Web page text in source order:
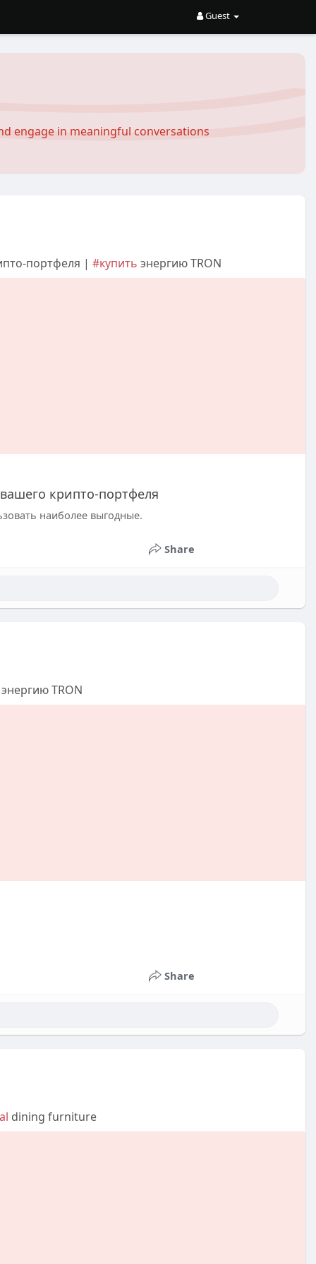
Guest
engage in meaningful conversations
портфеля | #купить энергию TRON
крипто-портфеля
наиболее выгодные.
Share
энергию TRON
Share
dining furniture